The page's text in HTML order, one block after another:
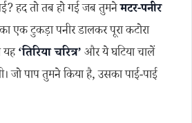
हद तो तब हो गई जब तुमनेमटर-पनीर
एक टुकड़ा पनीर डालकर पूरा कटोरा
यह‘तिरिया चरित्र’और ये घटिया चालें
जो पाप तुमने किया है, उसका पाई-पाई